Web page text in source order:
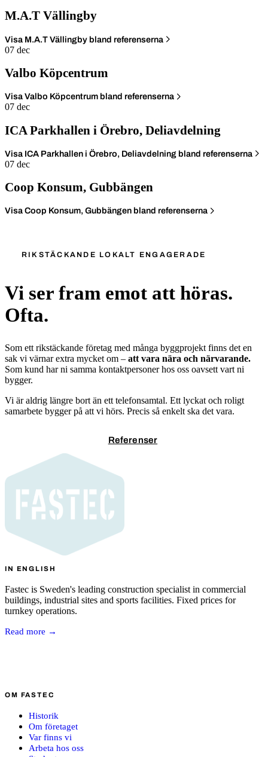
M.A.T Vällingby
Visa M.A.T Vällingby bland referenserna
07 dec
Valbo Köpcentrum
Visa Valbo Köpcentrum bland referenserna
07 dec
ICA Parkhallen i Örebro, Deliavdelning
Visa ICA Parkhallen i Örebro, Deliavdelning bland referenserna
07 dec
Coop Konsum, Gubbängen
Visa Coop Konsum, Gubbängen bland referenserna
RIKSTÄCKANDE LOKALT ENGAGERADE
Vi ser fram emot att höras.
Ofta.
Som ett rikstäckande företag med många byggprojekt finns det en
sak vi värnar extra mycket om – att vara nära och närvarande.
Som kund har ni samma kontaktpersoner hos oss oavsett vart ni
bygger.
Vi är aldrig längre bort än ett telefonsamtal. Ett lyckat och roligt
samarbete bygger på att vi hörs. Precis så enkelt ska det vara.
Referenser
IN ENGLISH
Fastec is Sweden's leading construction specialist in commercial
buildings, industrial sites and sports facilities. Fixed prices for
turnkey operations.
Read more →
OM FASTEC
Historik
Om företaget
Var finns vi
Arbeta hos oss